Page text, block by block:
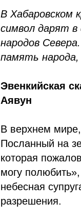
В Хабаровском
символ дарят
народов
память народа,
Эвенкийская
Аявун
В верхнем
Посланный на
которая
могу
небесная
разрешения.